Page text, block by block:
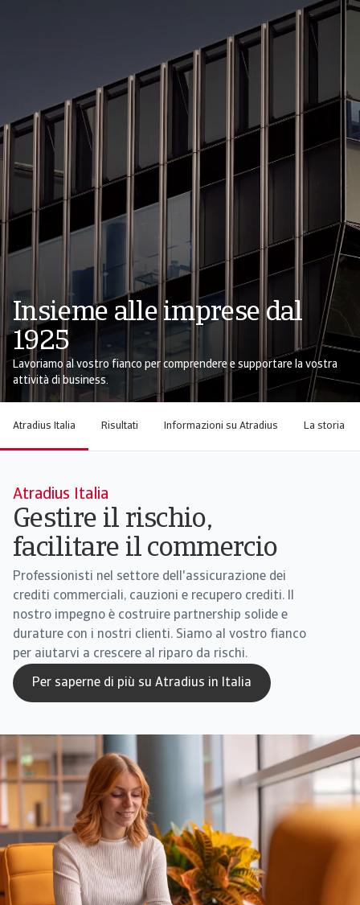
Insieme alle imprese dal
1925
Lavoriamo al vostro fianco per comprendere e supportare la vostra
attività di business.
Atradius Italia Risultati Informazioni su Atradius La storia
Atradius Italia
Gestire il rischio,
facilitare il commercio
Professionisti nel settore dell'assicurazione dei
crediti commerciali, cauzioni e recupero crediti. Il
nostro impegno è costruire partnership solide e
durature con i nostri clienti. Siamo al vostro fianco
per aiutarvi a crescere al riparo da rischi.
Per saperne di più su Atradius in Italia